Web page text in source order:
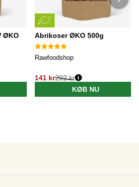
ØKO
Abrikoser ØKO 500g
Rawfoodshop
141 kr202 kr
KØB NU